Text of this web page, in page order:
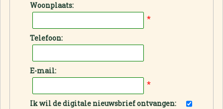
Woonplaats:
*
Telefoon:
E-mail:
*
Ik wil de digitale nieuwsbrief ontvangen: